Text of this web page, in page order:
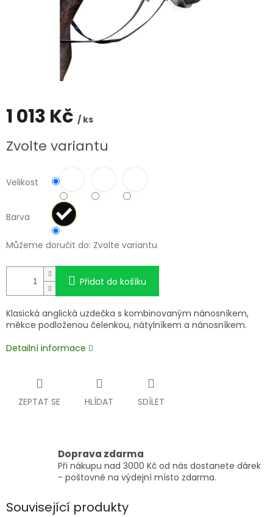
1 013 Kč / ks
cena:
Zvolte variantu
Velikost
Barva
Můžeme doručit do: Zvolte variantu
Přidat do košíku
Klasická anglická uzdečka s kombinovaným nánosníkem,
měkce podloženou čelenkou, nátylníkem a nánosníkem.
Detailní informace
ZEPTAT SE HLÍDAT SDÍLET
Doprava zdarma
Při nákupu nad 3000 Kč od nás dostanete dárek
- poštovné na výdejní místo zdarma.
Související produkty